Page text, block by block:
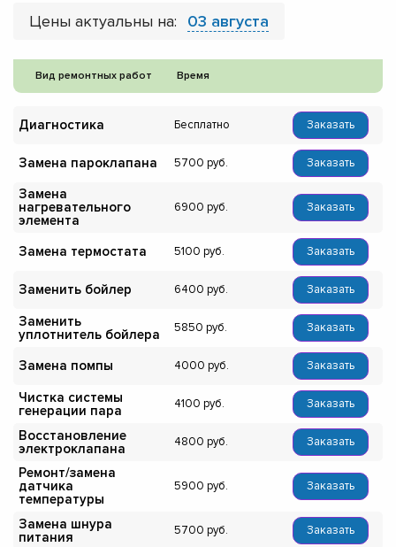
Цены актуальны на: 03 августа
Вид ремонтных работ Время
Диагностика Бесплатно Заказать
Замена пароклапана 5700 Заказать
Замена
нагревательного
элемента
6900 Заказать
Замена термостата 5100 Заказать
Заменить бойлер 6400 Заказать
Заменить
уплотнитель бойлера
5850 Заказать
Замена помпы 4000 Заказать
Чистка системы
генерации пара
4100 Заказать
Восстановление
электроклапана
4800 Заказать
Ремонт/замена
датчика
температуры
5900 Заказать
Замена шнура
питания
5700 Заказать